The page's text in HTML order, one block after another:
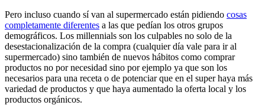
Pero incluso cuando sí van al supermercado están pidiendo cosas
completamente diferentes a las que pedían los otros grupos
demográficos. Los millennials son los culpables no solo de la
desestacionalización de la compra (cualquier día vale para ir al
supermercado) sino también de nuevos hábitos como comprar
productos no por necesidad sino por ejemplo ya que son los
necesarios para una receta o de potenciar que en el super haya más
variedad de productos y que haya aumentado la oferta local y los
productos orgánicos.